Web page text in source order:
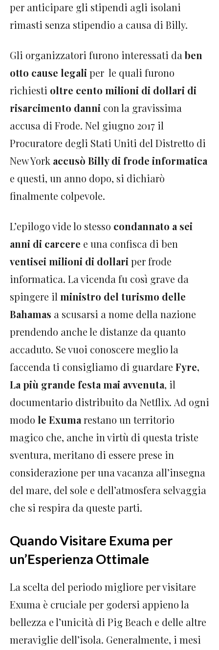
per anticipare gli stipendi agli isolani
rimasti senza stipendio a causa di Billy.
Gli organizzatori furono interessati daben
otto cause legali per le quali furono
richiesti oltre cento milioni di dollari di
risarcimento danni con la gravissima
accusa di Frode. Nel giugno 2017 il
Procuratore degli Stati Uniti del Distretto di
New York accusò Billy di frode informatica
e questi, un anno dopo, si dichiarò
finalmente colpevole.
L’epilogo vide lo stesso condannato a sei
anni di carcere e una confisca di ben
ventisei milioni di dollari per frode
informatica. La vicenda fu così grave da
spingere il ministro del turismo delle
Bahamas a scusarsi a nome della nazione
prendendo anche le distanze da quanto
accaduto. Se vuoi conoscere meglio la
faccenda ti consigliamo di guardare Fyre,
La più grande festa mai avvenuta, il
documentario distribuito da Netflix. Ad ogni
modo le Exuma restano un territorio
magico che, anche in virtù di questa triste
sventura, meritano di essere prese in
considerazione per una vacanza all’insegna
del mare, del sole e dell’atmosfera selvaggia
che si respira da queste parti.
Quando Visitare Exuma per
un’Esperienza Ottimale
La scelta del periodo migliore per visitare
Exuma è cruciale per godersi appieno la
bellezza e l’unicità di Pig Beach e delle altre
meraviglie dell’isola. Generalmente, i mesi